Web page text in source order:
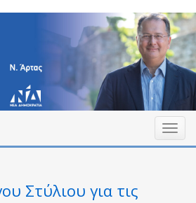
σας Toggle
Στύλιου για τις